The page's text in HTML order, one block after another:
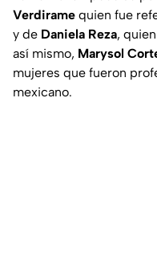
Verdirame quien fue
y de Daniela Reza,
así mismo, Marysol
mujeres que fueron
mexicano.